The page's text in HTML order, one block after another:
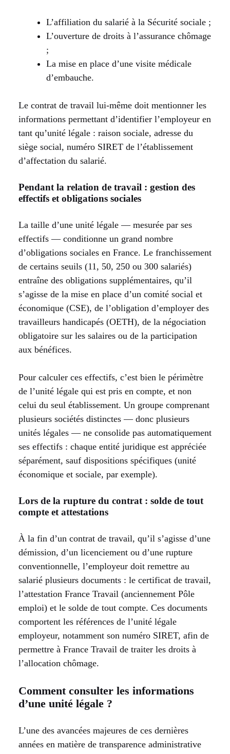
L’affiliation du salarié à la Sécurité sociale ;
L’ouverture de droits à l’assurance chômage
;
La mise en place d’une visite médicale
d’embauche.
Le contrat de travail lui-même doit mentionner les
informations permettant d’identifier l’employeur en
tant qu’unité légale : raison sociale, adresse du
siège social, numéro SIRET de l’établissement
d’affectation du salarié.
Pendant la relation de travail : gestion des
effectifs et obligations sociales
La taille d’une unité légale — mesurée par ses
effectifs — conditionne un grand nombre
d’obligations sociales en France. Le franchissement
de certains seuils (11, 50, 250 ou 300 salariés)
entraîne des obligations supplémentaires, qu’il
s’agisse de la mise en place d’un comité social et
économique (CSE), de l’obligation d’employer des
travailleurs handicapés (OETH), de la négociation
obligatoire sur les salaires ou de la participation
aux bénéfices.
Pour calculer ces effectifs, c’est bien le périmètre
de l’unité légale qui est pris en compte, et non
celui du seul établissement. Un groupe comprenant
plusieurs sociétés distinctes — donc plusieurs
unités légales — ne consolide pas automatiquement
ses effectifs : chaque entité juridique est appréciée
séparément, sauf dispositions spécifiques (unité
économique et sociale, par exemple).
Lors de la rupture du contrat : solde de tout
compte et attestations
À la fin d’un contrat de travail, qu’il s’agisse d’une
démission, d’un licenciement ou d’une rupture
conventionnelle, l’employeur doit remettre au
salarié plusieurs documents : le certificat de travail,
l’attestation France Travail (anciennement Pôle
emploi) et le solde de tout compte. Ces documents
comportent les références de l’unité légale
employeur, notamment son numéro SIRET, afin de
permettre à France Travail de traiter les droits à
l’allocation chômage.
Comment consulter les informations
d’une unité légale ?
L’une des avancées majeures de ces dernières
années en matière de transparence administrative